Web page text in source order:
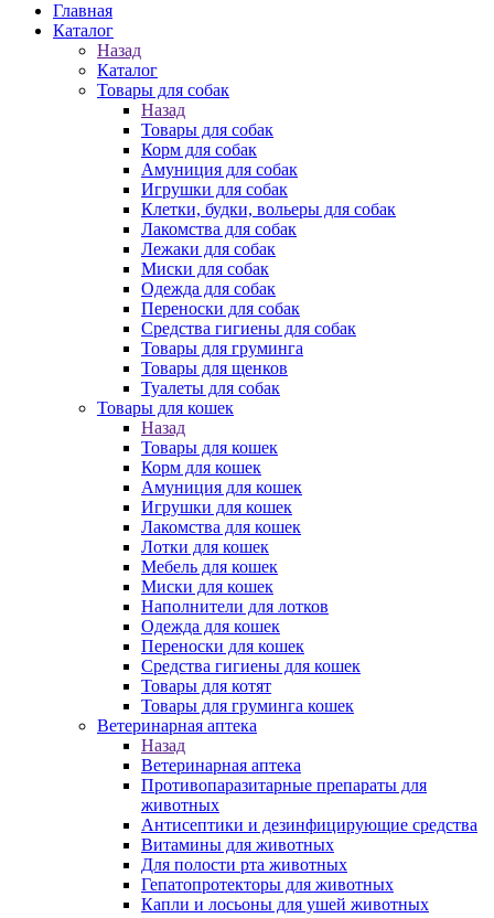
Главная
Каталог
Назад
Каталог
Товары для собак
Назад
Товары для собак
Корм для собак
Амуниция для собак
Игрушки для собак
Клетки, будки, вольеры для собак
Лакомства для собак
Лежаки для собак
Миски для собак
Одежда для собак
Переноски для собак
Средства гигиены для собак
Товары для груминга
Товары для щенков
Туалеты для собак
Товары для кошек
Назад
Товары для кошек
Корм для кошек
Амуниция для кошек
Игрушки для кошек
Лакомства для кошек
Лотки для кошек
Мебель для кошек
Миски для кошек
Наполнители для лотков
Одежда для кошек
Переноски для кошек
Средства гигиены для кошек
Товары для котят
Товары для груминга кошек
Ветеринарная аптека
Назад
Ветеринарная аптека
Противопаразитарные препараты для
животных
Антисептики и дезинфицирующие средства
Витамины для животных
Для полости рта животных
Гепатопротекторы для животных
Капли и лосьоны для ушей животных